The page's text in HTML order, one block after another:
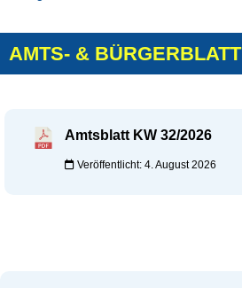
AMTS- & BÜRGERBLATT
Amtsblatt KW 32/2026
Veröffentlicht: 4. August 2026